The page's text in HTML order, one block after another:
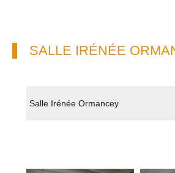
SALLE IRÉNÉE